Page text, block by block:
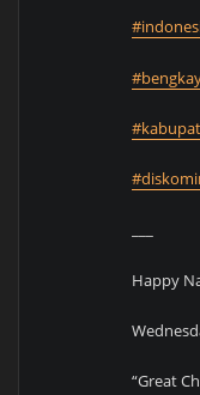
Happy
“Great